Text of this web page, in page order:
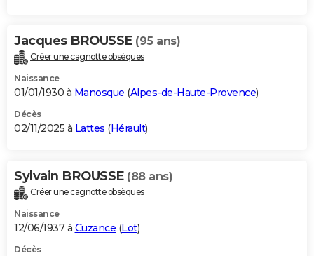
Jacques BROUSSE (95 ans)
Créer une cagnotte obsèques
Naissance
01/01/1930 à Manosque (Alpes-de-Haute-Provence)
Décès
02/11/2025 à Lattes (Hérault)
Sylvain BROUSSE (88 ans)
Créer une cagnotte obsèques
Naissance
12/06/1937 à Cuzance (Lot)
Décès